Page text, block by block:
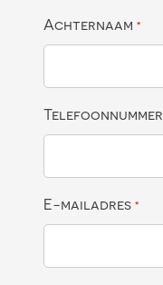
Achternaam *
Telefoonnummer
E-mailadres *